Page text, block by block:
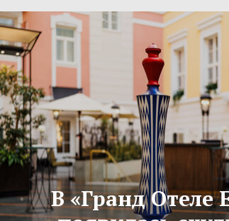
В «Гранд Отеле